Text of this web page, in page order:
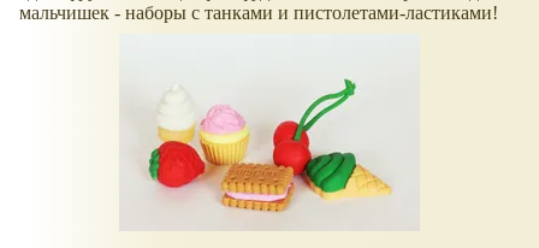
мальчишек - наборы с танками и пистолетами-ластиками!